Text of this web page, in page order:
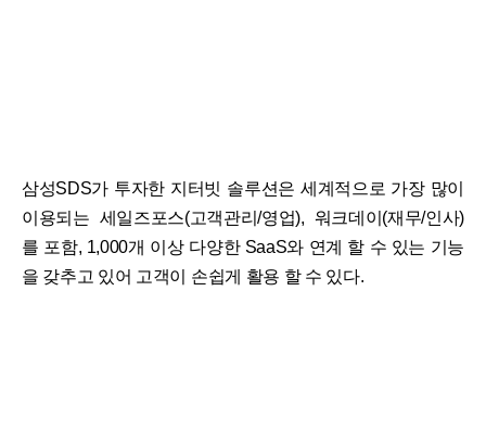
삼성SDS가 투자한 지터빗 솔루션은 세계적으로 가장 많이
이용되는 세일즈포스(고객관리/영업), 워크데이(재무/인사)
를 포함, 1,000개 이상 다양한 SaaS와 연계 할 수 있는 기능
을 갖추고 있어 고객이 손쉽게 활용 할 수 있다.